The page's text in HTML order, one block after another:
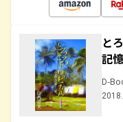
と
記
D-